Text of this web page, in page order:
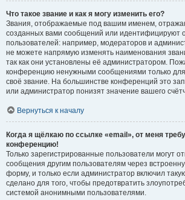
Что такое звание и как я могу изменить его?
Звания, отображаемые под вашим именем,
созданных вами сообщений или идентифицируют
пользователей: например, модераторов и
не можете напрямую изменять наименования
так как они установлены её администратором.
конференцию ненужными сообщениями только для
своё звание. На большинстве конференций это
или администратор понизят значение вашего
Вернуться к началу
Когда я щёлкаю по ссылке «email», от меня
конференцию!
Только зарегистрированные пользователи могут
сообщения другим пользователям через
форму, и только если администратор включил
сделано для того, чтобы предотвратить
системой анонимными пользователями.